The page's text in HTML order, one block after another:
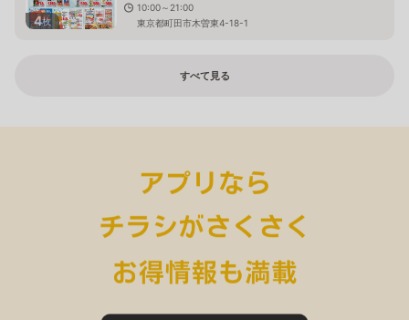
4枚
10:00～21:00
東京都町田市木曽東4-18-1
すべて見る